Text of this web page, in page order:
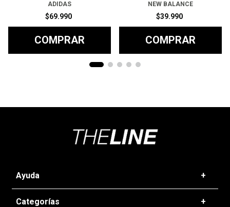
ADIDAS
$69.990
COMPRAR
NEW BALANCE
$39.990
COMPRAR
Ayuda +
Preguntas frecuentes
Categorías +